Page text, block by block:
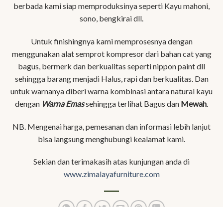
berbada kami siap memproduksinya seperti Kayu mahoni,
sono, bengkirai dll.
Untuk finishingnya kami memprosesnya dengan
menggunakan alat semprot kompresor dari bahan cat yang
bagus, bermerk dan berkualitas seperti nippon paint dll
sehingga barang menjadi Halus, rapi dan berkualitas. Dan
untuk warnanya diberi warna kombinasi antara natural kayu
dengan Warna Emassehingga terlihat Bagus dan Mewah
NB. Mengenai harga, pemesanan dan informasi lebih lanjut
bisa langsung menghubungi kealamat kami.
Sekian dan terimakasih atas kunjungan anda di
www.zimalayafurniture.com